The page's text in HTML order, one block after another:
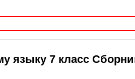
языку 7 класс